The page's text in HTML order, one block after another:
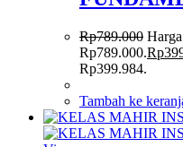
Rp789.000
Rp789.000.Rp
Rp399.984.
Tambah ke